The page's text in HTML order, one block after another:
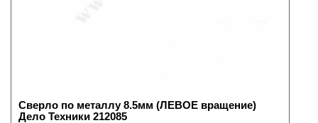
Сверло по металлу 8.5мм (ЛЕВОЕ вращение)
Дело Техники 212085